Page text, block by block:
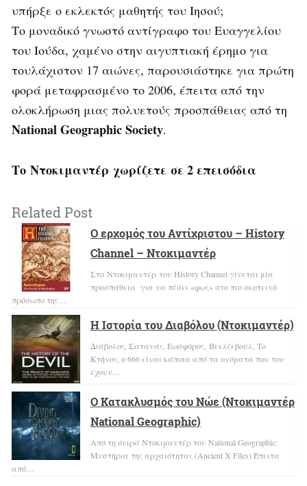
υπήρξε ο εκλεκτός μαθητής του Ιησού;
Το μοναδικό γνωστό αντίγραφο του Ευαγγελίου
του Ιούδα, χαμένο στην αιγυπτιακή έρημο για
τουλάχιστον 17 αιώνες, παρουσιάστηκε για πρώτη
φορά μεταφρασμένο το 2006, έπειτα από την
ολοκλήρωση μιας πολυετούς προσπάθειας από τη
National Geographic Society.
Το Ντοκιμαντέρ χωρίζετε σε 2 επεισόδια
Related Post
Ο ερχομός του Αντίχριστου – History
Channel – Ντοκιμαντέρ
Στο Ντοκιμαντέρ του History Channel γίνεται μία
προσπάθεια για να πέσει «φως» στο πιο σκοτεινό
πρόσωπο της…
Η Ιστορία του Διαβόλου (Ντοκιμαντέρ)
Διάβολος, Σατανάς, Εωσφόρος, Βεελζεβούλ, Το
Κτήνος, ο 666 είναι κάποια από τα ονόματα που του
έχουν…
Ο Κατακλυσμός του Νώε (Ντοκιμαντέρ
National Geographic)
Από τη σειρά Ντοκιμαντέρ του National Geographic:
Μυστήρια της αρχαιότητας (Ancient X Files) Έπειτα
από…